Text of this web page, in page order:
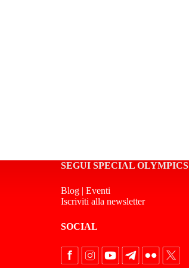
SEGUI SPECIAL OLYMPICS
Blog| Eventi
Iscriviti alla newsletter
SOCIAL